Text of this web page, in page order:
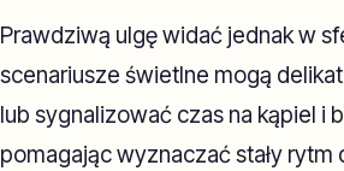
Prawdziwą ulgę widać jednak w
scenariusze świetlne mogą
lub sygnalizować czas na kąpiel i
pomagając wyznaczać stały